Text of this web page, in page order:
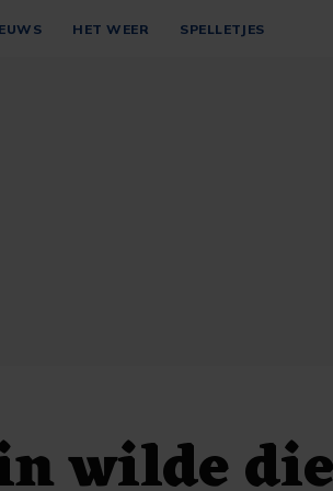
HET WEER SPELLETJES